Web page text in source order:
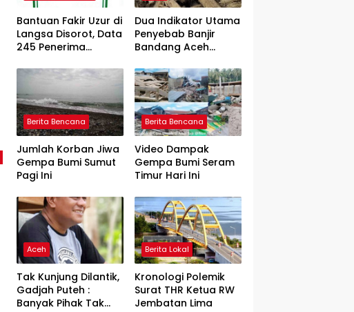
Bantuan Fakir Uzur di
Langsa Disorot, Data
245 Penerima
Dua Indikator Utama
Penyebab Banjir
Bandang Aceh
Puteh Soroti
Kerusakan DAS
Berita Bencana
Jumlah Korban Jiwa
Gempa Bumi Sumut
Pagi Ini
Berita Bencana
Video Dampak
Gempa Bumi Seram
Timur Hari Ini
Aceh
Tak Kunjung Dilantik,
Gadjah Puteh :
Banyak Pihak Tak
Berita Lokal
Kronologi Polemik
Surat THR Ketua RW
Jembatan Lima